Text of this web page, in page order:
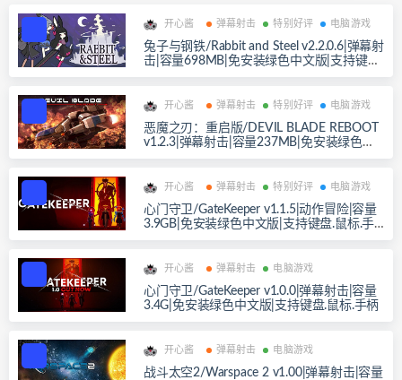
开心酱 弹幕射击 特别好评 电脑游戏
兔子与钢铁/Rabbit and Steel v2.2.0.6|弹幕射
击|容量698MB|免安装绿色中文版|支持键盘.
鼠标.手柄
开心酱 弹幕射击 特别好评 电脑游戏
恶魔之刃：重启版/DEVIL BLADE REBOOT
v1.2.3|弹幕射击|容量237MB|免安装绿色中
文版|支持键盘.鼠标.手柄
开心酱 弹幕射击 特别好评 电脑游戏
心门守卫/GateKeeper v1.1.5|动作冒险|容量
3.9GB|免安装绿色中文版|支持键盘.鼠标.手
柄
开心酱 弹幕射击 电脑游戏
心门守卫/GateKeeper v1.0.0|弹幕射击|容量
3.4G|免安装绿色中文版|支持键盘.鼠标.手柄
开心酱 弹幕射击 电脑游戏
战斗太空2/Warspace 2 v1.00|弹幕射击|容量